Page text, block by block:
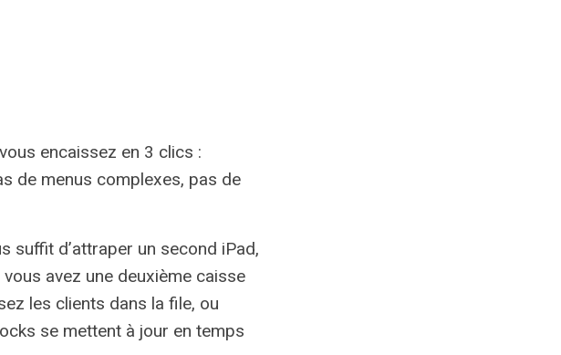
encaissez en 3 clics :
de menus complexes, pas de
suffit d’attraper un second iPad,
avez une deuxième caisse
les clients dans la file, ou
se mettent à jour en temps